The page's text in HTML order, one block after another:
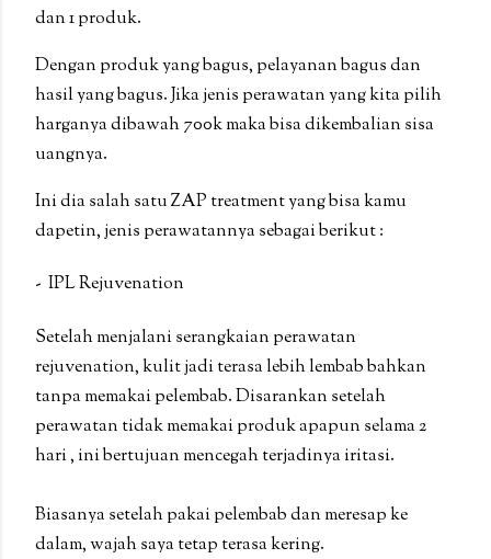
dan 1 produk.
Dengan produk yang bagus, pelayanan bagus dan
hasil yang bagus. Jika jenis perawatan yang kita pilih
harganya dibawah 700k maka bisa dikembalian sisa
uangnya.
Ini dia salah satu ZAP treatment yang bisa kamu
dapetin, jenis perawatannya sebagai berikut :
- IPL Rejuvenation
Setelah menjalani serangkaian perawatan
rejuvenation, kulit jadi terasa lebih lembab bahkan
tanpa memakai pelembab. Disarankan setelah
perawatan tidak memakai produk apapun selama 2
hari , ini bertujuan mencegah terjadinya iritasi.
Biasanya setelah pakai pelembab dan meresap ke
dalam, wajah saya tetap terasa kering.